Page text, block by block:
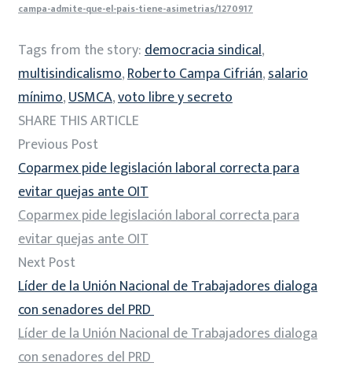
campa-admite-que-el-pais-tiene-asimetrias/1270917
Tags from the story:democracia sindical,
multisindicalismo,Roberto Campa Cifrián,salario
mínimo,USMCA,voto libre y secreto
SHARE THIS ARTICLE
Previous Post
Coparmex pide legislación laboral correcta para
evitar quejas ante OIT
Coparmex pide legislación laboral correcta para
evitar quejas ante OIT
Next Post
Líder de la Unión Nacional de Trabajadores dialoga
con senadores del PRD
Líder de la Unión Nacional de Trabajadores dialoga
con senadores del PRD